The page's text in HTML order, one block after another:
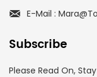
E-Mail :
Subscribe
Please Read On,